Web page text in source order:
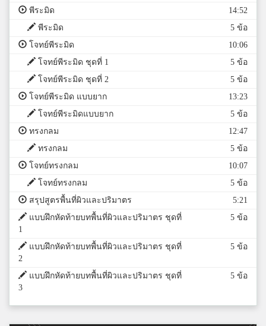
พีระมิด
14:52
พีระมิด
5 ข้อ
โจทย์พีระมิด
10:06
โจทย์พีระมิด ชุดที่ 1
5 ข้อ
โจทย์พีระมิด ชุดที่ 2
5 ข้อ
โจทย์พีระมิด แบบยาก
13:23
โจทย์พีระมิดแบบยาก
5 ข้อ
ทรงกลม
12:47
ทรงกลม
5 ข้อ
โจทย์ทรงกลม
10:07
โจทย์ทรงกลม
5 ข้อ
สรุปสูตรพื้นที่ผิวและปริมาตร
5:21
แบบฝึกหัดท้ายบทพื้นที่ผิวและปริมาตร ชุดที่
1
5 ข้อ
แบบฝึกหัดท้ายบทพื้นที่ผิวและปริมาตร ชุดที่
2
5 ข้อ
แบบฝึกหัดท้ายบทพื้นที่ผิวและปริมาตร ชุดที่
3
5 ข้อ